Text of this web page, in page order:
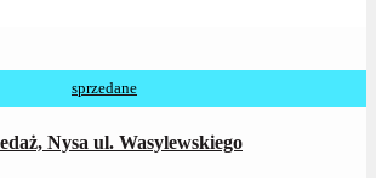
sprzedane
Nysa ul. Wasylewskiego